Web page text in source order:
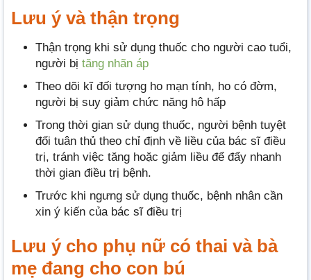
Lưu ý và thận trọng
Thận trọng khi sử dụng thuốc cho người cao tuổi,
người bị tăng nhãn áp
Theo dõi kĩ đối tượng ho mạn tính, ho có đờm,
người bị suy giảm chức năng hô hấp
Trong thời gian sử dụng thuốc, người bệnh tuyệt
đối tuân thủ theo chỉ định về liều của bác sĩ điều
trị, tránh việc tăng hoặc giảm liều để đẩy nhanh
thời gian điều trị bệnh.
Trước khi ngưng sử dụng thuốc, bệnh nhân cần
xin ý kiến của bác sĩ điều trị
Lưu ý cho phụ nữ có thai và bà
mẹ đang cho con bú